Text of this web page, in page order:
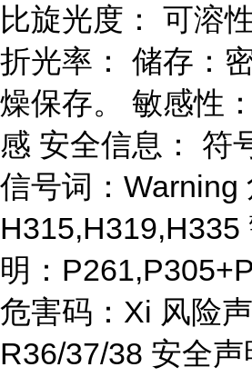
比旋光度： 可溶
折光率： 储存：
燥保存。 敏感性
感 安全信息： 符
信号词：Warning
H315,H319,H335
明：
危害码：Xi 风险声
R36/37/38 安全声